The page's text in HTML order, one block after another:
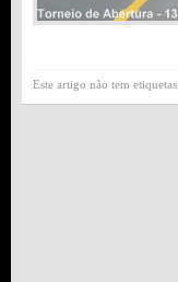
Este artigo não tem etiquetas.